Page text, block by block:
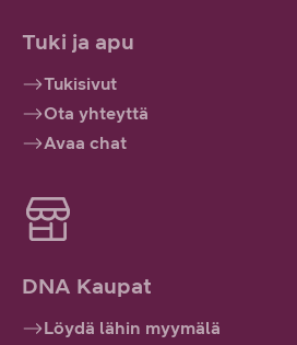
Tuki ja apu
Tukisivut
Ota yhteyttä
Avaa chat
DNA Kaupat
Löydä lähin myymälä